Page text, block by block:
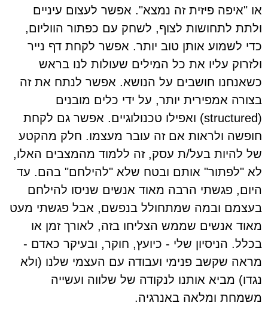
או "איפה פיזית זה נמצא". אפשר לעצום עיניים
ולתת לתחושות לצוף, לשחק עם כפתור הווליום,
כדי לשמוע אותן טוב יותר. אפשר לקחת דף נייר
ולזרוק עליו את כל המילים שעולות לנו בראש
כשאנחנו חושבים על הנושא. אפשר לנתח את זה
בצורה אמפירית יותר, על ידי כלים מובנים
(structured) ואפילו טכנולוגיים. אפשר גם לקחת
חופשה ולראות אם זה עובר מעצמו. חלק מהקטע
של להיות בעל/ת עסק, זה ללמוד מהמצבים האלו,
לא "לפתור" אותם ובטח שלא "להילחם" בהם. עד
היום, פגשתי הרבה מאוד אנשים שניסו להילחם
בעצמם ובמה שמתחולל בנפשם, אבל פגשתי מעט
מאוד אנשים שממש הצליחו בזה, לאורך זמן או
בכלל. הניסיון שלי - כיועץ, חוקר, ובעיקר כאדם -
מראה שקשב פנימי ועבודה עם העצמי שלנו (ולא
נגדו) מביא אותנו לנקודה של שלווה ועשייה
משמחת ומלאה באנרגיה.